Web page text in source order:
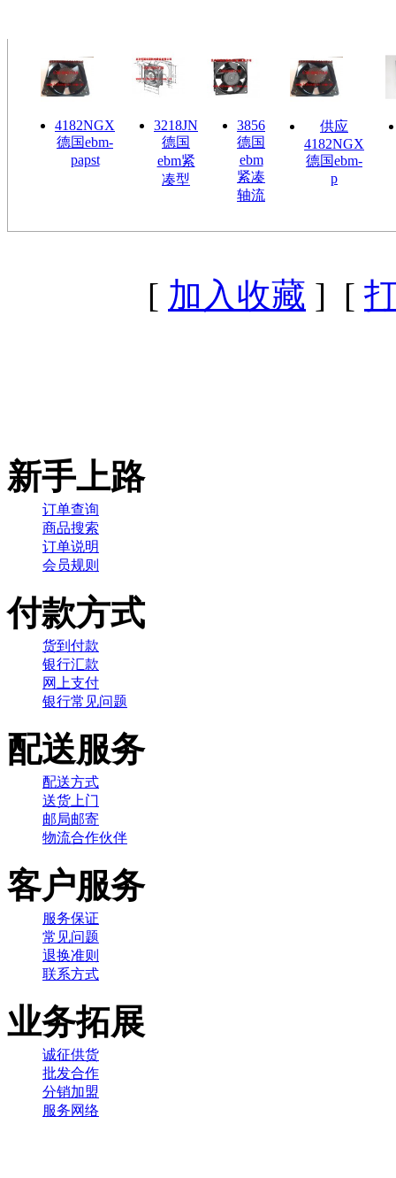
4182NGX
德国ebm-
papst
3218JN
德国
ebm紧
凑型
3856
德国
ebm
紧凑
轴流
供应
4182NGX
德国ebm-
p
[ 加入收藏 ] [
新手上路
订单查询
商品搜索
订单说明
会员规则
付款方式
货到付款
银行汇款
网上支付
银行常见问题
配送服务
配送方式
送货上门
邮局邮寄
物流合作伙伴
客户服务
服务保证
常见问题
退换准则
联系方式
业务拓展
诚征供货
批发合作
分销加盟
服务网络